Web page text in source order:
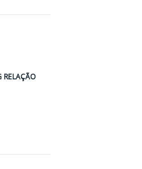
RELAÇÃO